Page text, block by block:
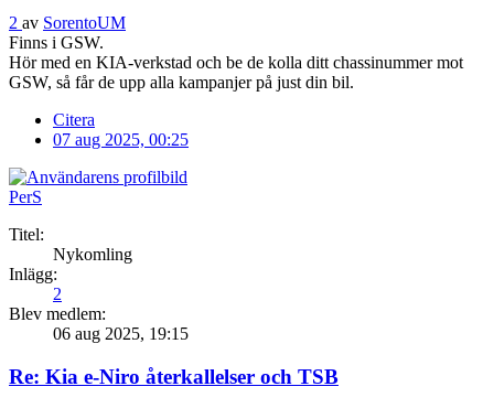
2 av SorentoUM
Finns i GSW.
Hör med en KIA-verkstad och be de kolla ditt chassinummer mot
GSW, så får de upp alla kampanjer på just din bil.
Citera
07 aug 2025, 00:25
PerS
Titel:
Nykomling
Inlägg:
2
Blev medlem:
06 aug 2025, 19:15
Re: Kia e-Niro återkallelser och TSB